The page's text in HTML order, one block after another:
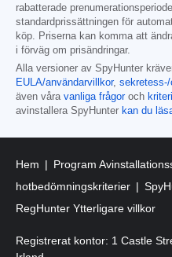
rabatterade
standardprissättningen för
köp. Priserna kan komma att
i förväg om prisändringar.
Alla versioner av SpyHunter
EULA/användarvillkor,
även våra vanliga frågoroch
avinstallera SpyHunter kan du
Hem Program
hotbedömningskriterier
RegHunter Ytterligare villkor
Registrerat kontor: 1 Castle